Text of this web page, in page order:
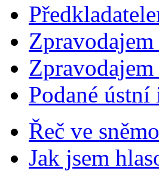
Podané ústní
Řeč ve
Jak jsem